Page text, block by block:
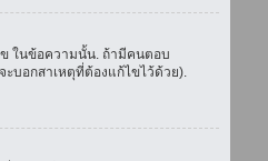
ในข้อความนั้น. ถ้ามีคนตอบ
บอกสาเหตุที่ต้องแก้ไขไว้ด้วย).